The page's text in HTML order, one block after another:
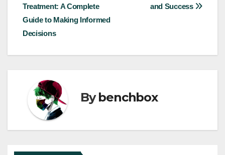
and Success
Treatment: A Complete
Guide to Making Informed
Decisions
Bybenchbox